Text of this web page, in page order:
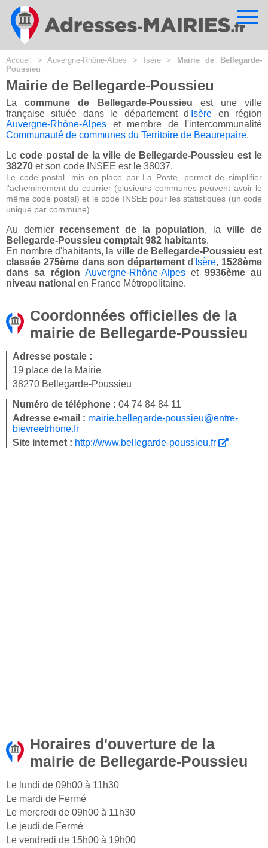
Accueil >Auvergne-Rhône-Alpes > Isère>
Mairie de Bellegarde-
Poussieu
Mairie de Bellegarde-Poussieu
Lacommune de Bellegarde-Poussieu est une ville
française située dans le département d' Isère en région
Auvergne-Rhône-Alpes et membre de l'intercommunalité
Communauté de communes du Territoire de Beaurepaire.
Lecode postal de la ville de Bellegarde-Poussieu est le
38270 et son code INSEE est le 38037.
Le code postal, mis en place par La Poste, permet de simplifier
l'acheminement du courrier (plusieurs communes peuvent avoir le
même code postal) et le code INSEE pour les statistiques (un code
unique par commune).
Au dernier recensement de la population, laville de
Bellegarde-Poussieu comptait 982 habitants.
En nombre d'habitants, la ville de Bellegarde-Poussieu est
classée 275ème dans son département d' Isère, 1528ème
dans sa région Auvergne-Rhône-Alpes et 9936ème au
niveau national en France Métropolitaine.
Coordonnées officielles de la
mairie de Bellegarde-Poussieu
Adresse postale :
19 place de la Mairie
38270 Bellegarde-Poussieu
Numéro de téléphone : 04 74 84 84 11
Adresse e-mail : mairie.bellegarde-poussieu@entre-
bievreetrhone.fr
Site internet : http://www.bellegarde-poussieu.fr
Horaires d'ouverture de la
mairie de Bellegarde-Poussieu
Le lundi de 09h00 à 11h30
Le mardi de Fermé
Le mercredi de 09h00 à 11h30
Le jeudi de Fermé
Le vendredi de 15h00 à 19h00
Cookies management panel